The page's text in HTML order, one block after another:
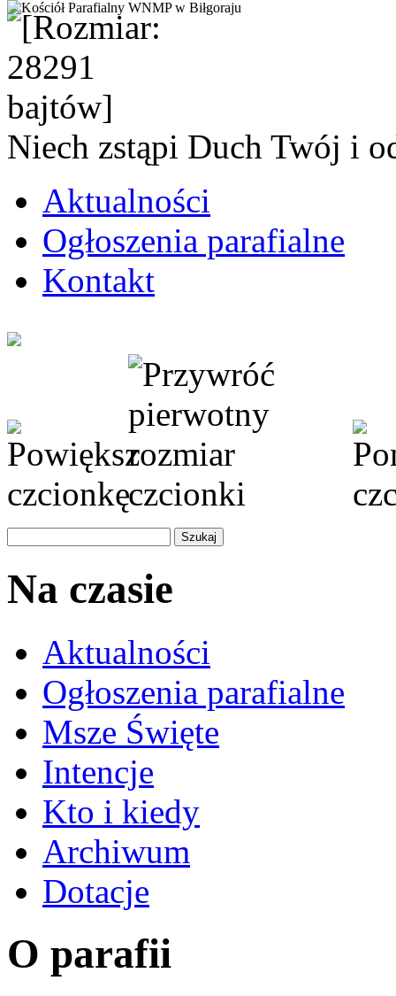
Niech zstąpi Duch Twój i
Aktualności
Ogłoszenia parafialne
Kontakt
Na czasie
Aktualności
Ogłoszenia parafialne
Msze Święte
Intencje
Kto i kiedy
Archiwum
Dotacje
O parafii